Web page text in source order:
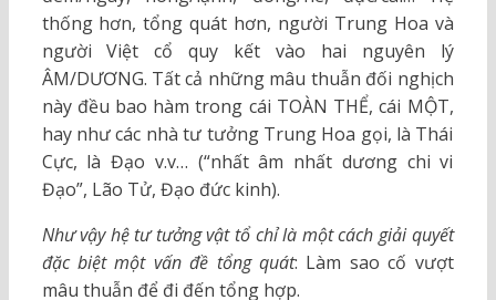
thống hơn, tổng quát hơn, người Trung Hoa và
người Việt cổ quy kết vào hai nguyên lý
ÂM/DƯƠNG. Tất cả những mâu thuẫn đối nghịch
này đều bao hàm trong cái TOÀN THỂ, cái MỘT,
hay như các nhà tư tưởng Trung Hoa gọi, là Thái
Cực, là Đạo v.v… (“nhất âm nhất dương chi vi
Đạo”, Lão Tử, Đạo đức kinh).
Như vậy hệ tư tưởng vật tổ chỉ là một cách giải quyết
đặc biệt một vấn đề tổng quát: Làm sao cố vượt
mâu thuẫn để đi đến tổng hợp.